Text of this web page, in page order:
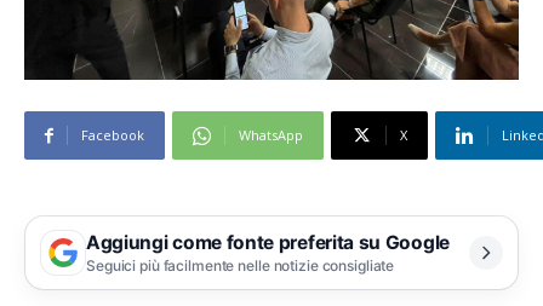
Facebook WhatsApp X
Aggiungi come fonte preferita su Google
Seguici più facilmente nelle notizie consigliate